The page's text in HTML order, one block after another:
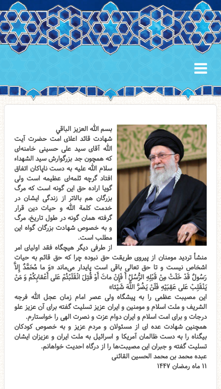
بسم الله العزیز الباقي
شهادت قائد اعلای امت حضرت آیت
الله آقای سید علی حسینی خامنه‌ای
که همچون جد بزرگوارش سید الشهداء
سلام الله علیه به دست ناپاکان اتفاق
افتاد گرچه ثلمه‌ای عظیمه است ولی
گویا اراده حق این گونه است که مرگ
بزرگان هم بالاتر از زندگی ایشان در
خدمت کلمة الله و حیات دین قرار
گرفته همان گونه در طول تاریخ، مرگ
و به خصوص شهادت بزرگان گواه این
مطلب است.
از طرفی دیگر هیچگاه فقد اولیای امر
منشأ تردید مومنان از پیروی طریقت حق نبوده چرا که حق قائم به حیات
اشخاص نیست و تا حق تعالی باقی است پایدار می‌ماند «وَ ما مُحَمَّدٌ إِلاَّ
رَسُولٌ قَدْ خَلَتْ مِنْ قَبْلِهِ الرُّسُلُ أَ فَإِنْ ماتَ أَوْ قُتِلَ انْقَلَبْتُمْ عَلى‌ أَعْقابِكُمْ وَ مَنْ
يَنْقَلِبْ عَلى‌ عَقِبَيْهِ فَلَنْ يَضُرَّ اللَّهَ شَيْئا»
این مصیبت عظمی را به پیشگاه ولی عصر امام زمان عجل الله فرجه
الشریف و ملت اسلام و مومنین و ایران عزیز تسلیت گفته برای آن عزیز علو
درجات و برای امت اسلام و ایران دوام عزت و نصرت الهی را خواستارم.
همچنین شهادت عده ای از مسئولان و مردم عزیز و به خصوص کودکان
بیگناه را به دست ظالمان آمریکا و اسرائیل به ملت ایران و عزیزان ایشان
تسلیت گفته و جبران این مصیبت‌ها را از درگاه احدیت خواهانم.
عبده محمد بن محمد الحسین القائنی
۱۱ ماه رمضان ۱۴۴۷